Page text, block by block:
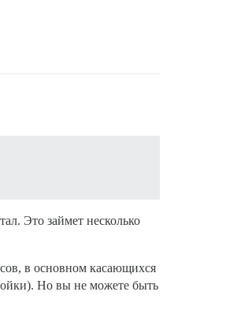
Это займет несколько
в основном касающихся
Но вы не можете быть